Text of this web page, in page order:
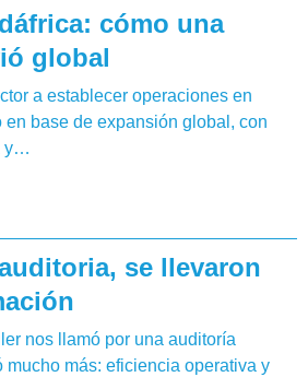
cómo una
global
a establecer operaciones en
en base de expansión global, con
y…
se llevaron
nos llamó por una auditoría
mucho más: eficiencia operativa y